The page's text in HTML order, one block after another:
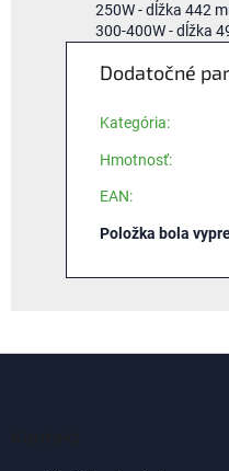
250W-dĺžka 442
300-400W-dĺžka
Dodatočné
Kategória:
Hmotnosť:
EAN:
Položka bola